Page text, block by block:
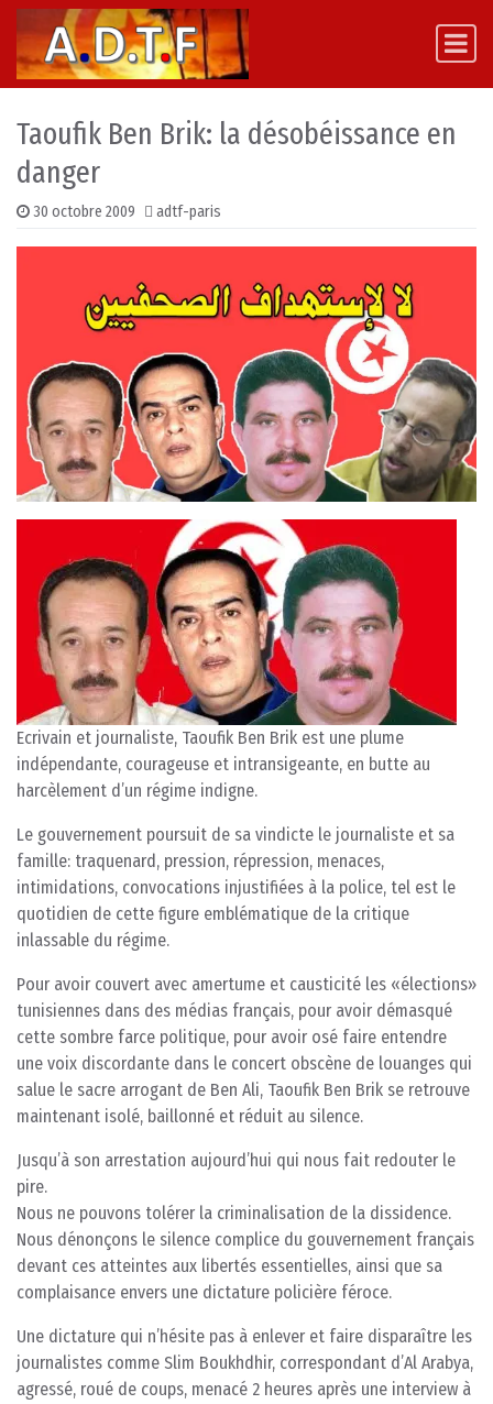
Skip to content
Main Navigation
Taoufik Ben Brik: la désobéissance en
danger
30 octobre 2009 adtf-paris
Ecrivain et journaliste, Taoufik Ben Brik est une plume
indépendante, courageuse et intransigeante, en butte au
harcèlement d’un régime indigne.
Le gouvernement poursuit de sa vindicte le journaliste et sa
famille: traquenard, pression, répression, menaces,
intimidations, convocations injustifiées à la police, tel est le
quotidien de cette figure emblématique de la critique
inlassable du régime.
Pour avoir couvert avec amertume et causticité les «élections»
tunisiennes dans des médias français, pour avoir démasqué
cette sombre farce politique, pour avoir osé faire entendre
une voix discordante dans le concert obscène de louanges qui
salue le sacre arrogant de Ben Ali, Taoufik Ben Brik se retrouve
maintenant isolé, baillonné et réduit au silence.
Jusqu’à son arrestation aujourd’hui qui nous fait redouter le
pire.
Nous ne pouvons tolérer la criminalisation de la dissidence.
Nous dénonçons le silence complice du gouvernement français
devant ces atteintes aux libertés essentielles, ainsi que sa
complaisance envers une dictature policière féroce.
Une dictature qui n’hésite pas à enlever et faire disparaître les
journalistes comme Slim Boukhdhir, correspondant d’Al Arabya,
agressé, roué de coups, menacé 2 heures après une interview à